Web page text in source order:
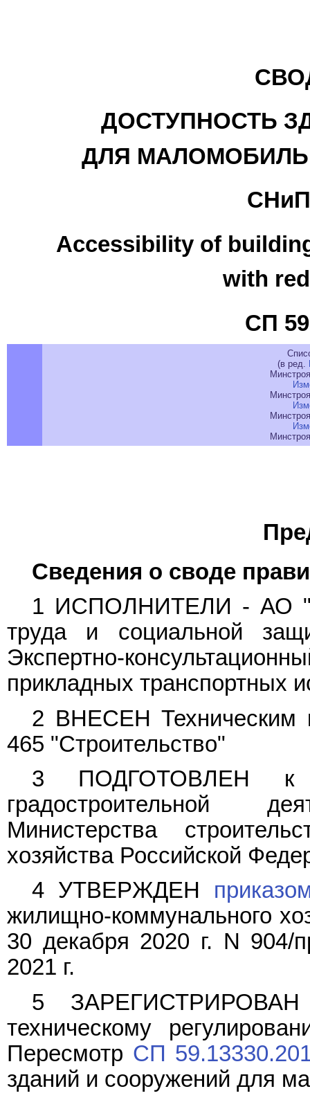
ДОСТУПНОСТЬ
ДЛЯ
СНиП
Accessibility of
with
СП
(в ред.
Сведения о своде
1 ИСПОЛНИТЕЛИ - АО
труда и социальной
Экспертно-
прикладных транспортных
2 ВНЕСЕН Техническим
465 "Строительство"
3 ПОДГОТОВЛЕН к
градостроительной
Министерства
хозяйства Российской
4 УТВЕРЖДЕН
жилищно-коммунального
30 декабря 2020 г. N
2021 г.
5 ЗАРЕГИСТРИРОВАН
техническому
Пересмотр СП
зданий и сооружений для